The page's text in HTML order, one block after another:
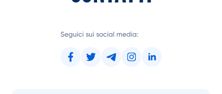
Seguici sui social media: